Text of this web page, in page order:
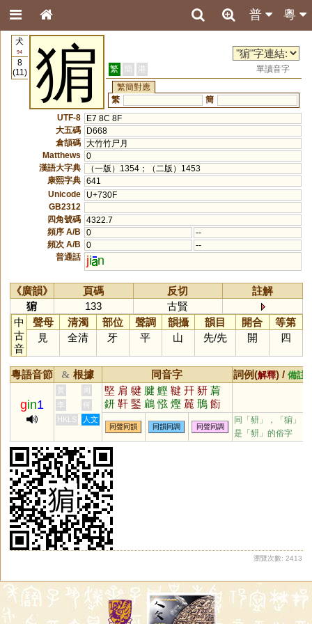
粵
普
犬
94
8
(11)
猏 繁 簡 港
單讀音字
繁簡對應
繁
簡
UTF-8
E7 8C 8F
大五碼
D668
倉頡碼 大竹竹尸月
Matthews
0
漢語大字典
（一版）1354；（二版）1453
康熙字典 641
Unicode
U+730F
GB2312
四角號碼 4322.7
頻序 A/B
0
--
頻次 A/B
0
--
普通話
ji n
《廣韻》 頁碼 反切
註解
猏
133
古賢
中
古
音
聲母 清濁 部位 聲調 韻攝 韻目 開合
等第
見
全清 牙 平 山 先/先 開 四
粵語音節 & 根據 同音字 詞例(解釋) / 備註
gin1
黃 周 堅 肩 犍 腱 鰹 鞬 幵 豜 菺
鈃 靬 鋻 鵳 惤 熞 麉 鳽 餰
李
何
HKLS
人文
同聲同韻 同韻同調 同聲同調
同「豜 」，「猏」
是「豜」的俗字
瀏覽次數: 2413